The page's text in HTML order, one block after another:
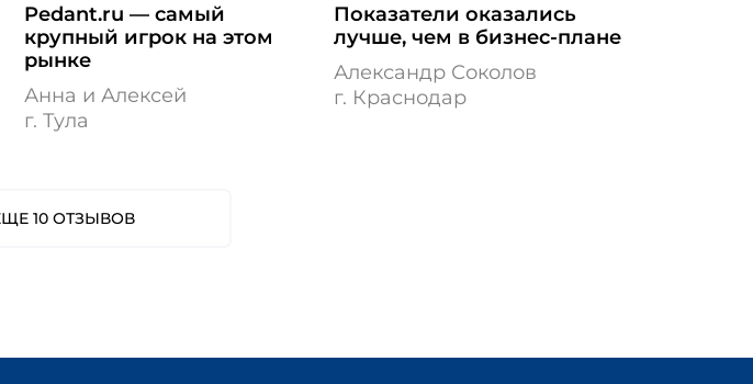
Pedant.ru — самый
крупный игрок на этом
рынке
Анна и Алексей
г. Тула
Показатели оказались
лучше, чем в бизнес-плане
Александр Соколов
г. Краснодар
10 ОТЗЫВОВ